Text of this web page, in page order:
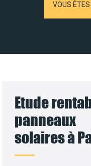
VOUS ÊTES
Etude
panneaux
solaires à